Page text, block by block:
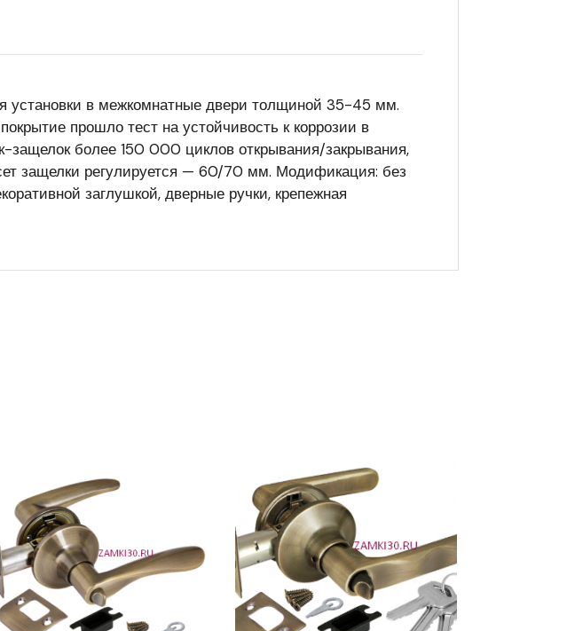
установки в межкомнатные двери толщиной 35-45 мм.
прошло тест на устойчивость к коррозии в
защелок более 150 000 циклов открывания/закрывания,
защелки регулируется — 60/70 мм. Модификация: без
заглушкой, дверные ручки, крепежная